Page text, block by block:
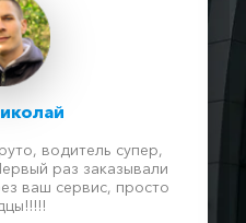
водитель супер,
раз заказывали
ваш сервис, просто